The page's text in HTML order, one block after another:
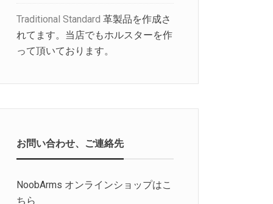
Traditional Standard 革製品を作成さ
れてます。当店でもホルスターを作
って頂いております。
お問い合わせ、ご連絡先
NoobArms オンラインショップはこ
ちら